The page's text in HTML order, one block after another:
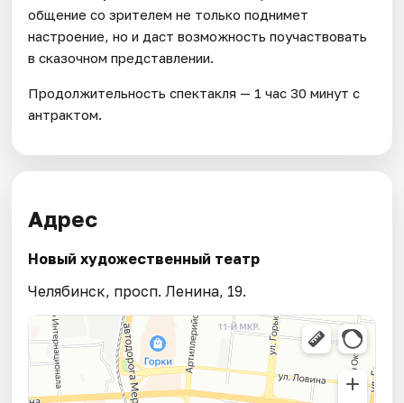
общение со зрителем не только поднимет
настроение, но и даст возможность поучаствовать
в сказочном представлении.
Продолжительность спектакля — 1 час 30 минут с
антрактом.
Адрес
Новый художественный театр
Челябинск, просп. Ленина, 19.